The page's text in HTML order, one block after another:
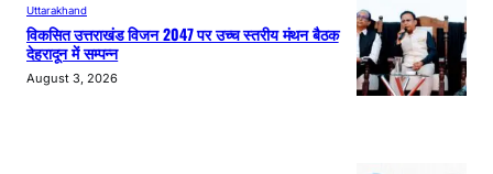
Uttarakhand
विकसित उत्तराखंड विजन 2047 पर उच्च स्तरीय मंथन बैठक
देहरादून में सम्पन्न
August 3, 2026